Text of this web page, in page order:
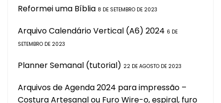
Reformei uma Bíblia 8 DE SETEMBRO DE 2023
Arquivo Calendário Vertical (A6) 2024 6 DE
SETEMBRO DE 2023
Planner Semanal (tutorial) 22 DE AGOSTO DE 2023
Arquivos de Agenda 2024 para impressão –
Costura Artesanal ou Furo Wire-o, espiral, furo